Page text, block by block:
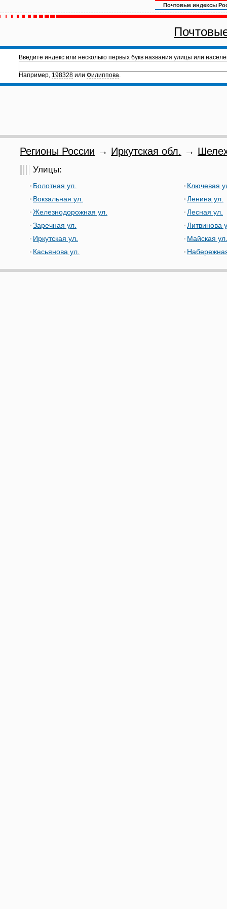
Почтовые индексы
Введите индекс или несколько первых букв названия улицы или
Например, 198328 или Филиппова.
Регионы России → Иркутская обл. →
Улицы:
Болотная ул.
Вокзальная ул.
Железнодорожная ул.
Заречная ул.
Иркутская ул.
Касьянова ул.
Ключевая
Ленина ул.
Лесная ул.
Литвинова
Майская ул.